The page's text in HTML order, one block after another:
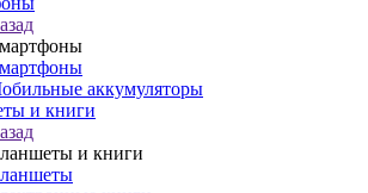
аккумуляторы
и книги
и книги